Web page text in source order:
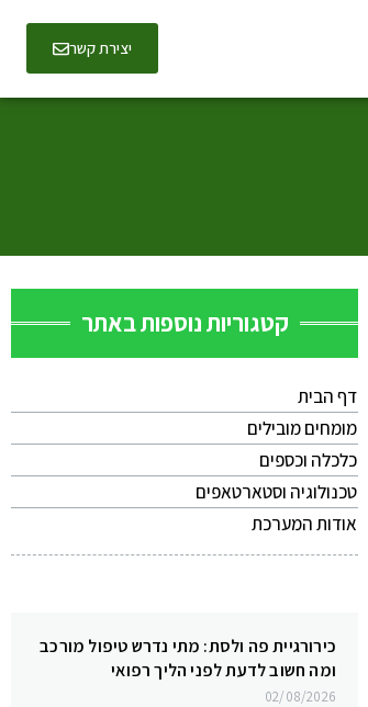
יצירת קשר
קטגוריות נוספות באתר
דף הבית
מומחים מובילים
כלכלה וכספים
טכנולוגיה וסטארטאפים
אודות המערכת
כירורגיית פה ולסת: מתי נדרש טיפול מורכב
ומה חשוב לדעת לפני הליך רפואי
02/08/2026